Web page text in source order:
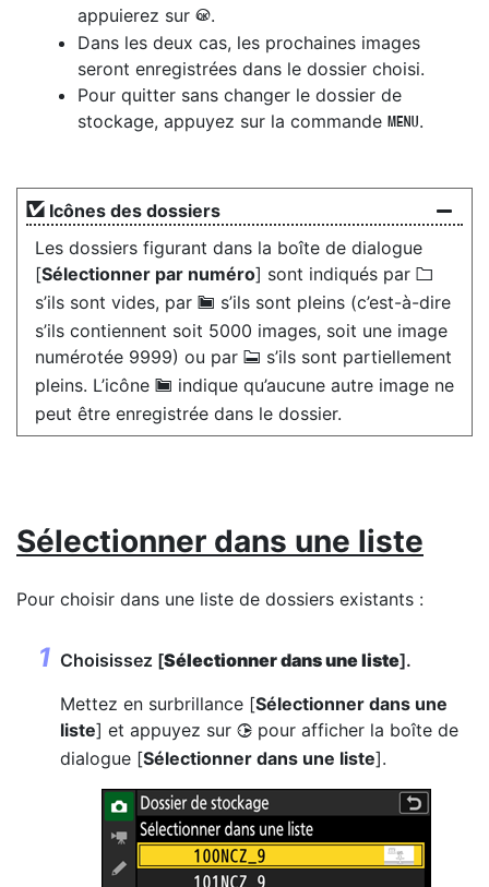
appuierez sur J.
Dans les deux cas, les prochaines images
seront enregistrées dans le dossier choisi.
Pour quitter sans changer le dossier de
stockage, appuyez sur la commande G.
Icônes des dossiers
Les dossiers figurant dans la boîte de dialogue
[Sélectionner par numéro] sont indiqués par W
s’ils sont vides, par Y s’ils sont pleins (c’est-à-dire
s’ils contiennent soit 5000 images, soit une image
numérotée 9999) ou par X s’ils sont partiellement
pleins. L’icône Y indique qu’aucune autre image ne
peut être enregistrée dans le dossier.
Sélectionner dans une liste
Pour choisir dans une liste de dossiers existants :
Choisissez [Sélectionner dans une liste].
Mettez en surbrillance [Sélectionner dans une
liste] et appuyez sur 2 pour afficher la boîte de
dialogue [Sélectionner dans une liste].